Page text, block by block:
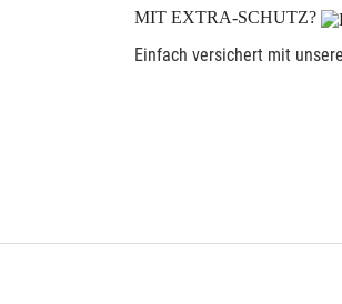
MIT EXTRA-SCHUTZ?
Einfach versichert mit